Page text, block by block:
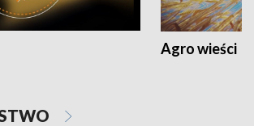
Agro wieści